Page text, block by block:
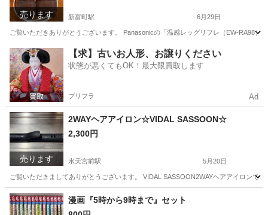
売ります 新富町駅 6月29日
ご覧いただきありがとうございます。 Panasonicの「温感レッグリフレ（EW-RA98
東京 中央区 新富町駅 美容家電
【求】古いお人形、お譲りください
状態が悪くてもOK！最大限買取します
プリフラ Ad
売ります
2WAYヘアアイロン☆VIDAL SASSOON☆
2,300円
水天宮前駅 5月20日
ご覧いただきましてありがとうございます。 VIDAL SASSOON2WAYヘアアイロン
東京 中央区 水天宮前駅 美容家電 ヘアアイロン
漫画『5時から9時まで』セット